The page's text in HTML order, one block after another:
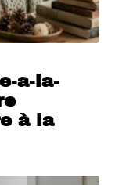
a-la-
à la